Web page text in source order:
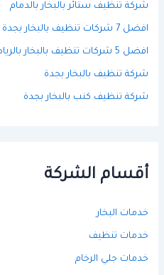
شركة تنظيف ستائر بالبخار بالدمام
افضل 7 شركات تنظيف بالبخار بجدة
افضل 5 شركات تنظيف بالبخار بالرياض
شركة تنظيف بالبخار بجدة
شركة تنظيف كنب بالبخار بجدة
أقسام الشركة
خدمات البخار
خدمات تنظيف
خدمات جلي الرخام